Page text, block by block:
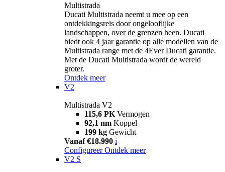
Multistrada
Ducati Multistrada neemt u mee op een
ontdekkingsreis door ongelooflijke
landschappen, over de grenzen heen. Ducati
biedt ook 4 jaar garantie op alle modellen van de
Multistrada range met de 4Ever Ducati garantie.
Met de Ducati Multistrada wordt de wereld
groter.
Ontdek meer
V2
Multistrada V2
115,6 PK Vermogen
92,1 nm Koppel
199 kg Gewicht
Vanaf €18.990 i
Configureer Ontdek meer
V2 S